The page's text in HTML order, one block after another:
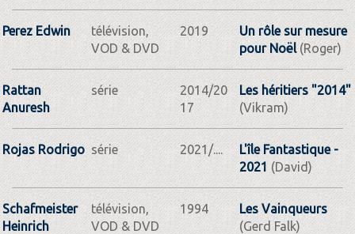
Perez Edwin
télévision,
VOD & DVD
2019
Un rôle sur mesure
pour Noël(Roger)
Rattan
Anuresh
série
2014/20
17
Les héritiers "2014"
(Vikram)
Rojas Rodrigo série 2021/....
L'île Fantastique -
2021(David)
Schafmeister
Heinrich
télévision,
VOD & DVD
1994
Les Vainqueurs
(Gerd Falk)